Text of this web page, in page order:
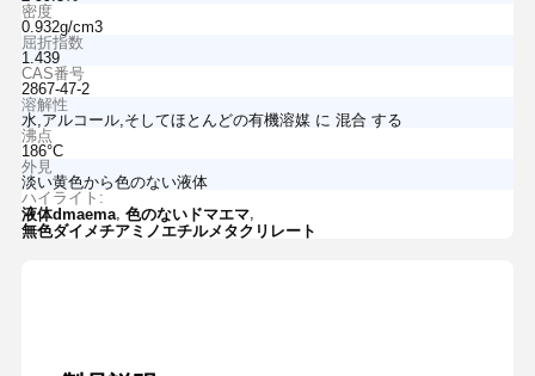
密度
0.932g/cm3
屈折指数
1.439
CAS番号
2867-47-2
溶解性
水,アルコール,そしてほとんどの有機溶媒 に 混合 する
沸点
186°C
外見
淡い黄色から色のない液体
ハイライト:
液体dmaema, 色のないドマエマ,
無色ダイメチアミノエチルメタクリレート